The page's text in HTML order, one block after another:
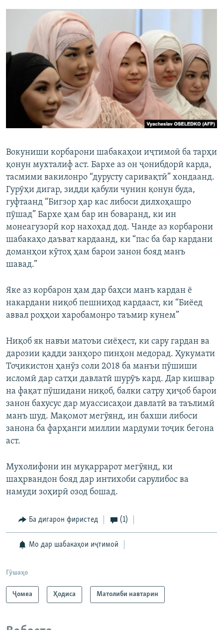
Вокуниши корбарони шабакаҳои иҷтимоӣ ба тарҳи
қонун мухталиф аст. Бархе аз он ҷонибдорӣ карда,
тасмими вакилонро “дурусту саривақтӣ” хондаанд.
Гурӯҳи дигар, зидди қабули чунин қонун буда,
гуфтаанд “Бигзор ҳар кас либоси дилхоҳашро
пӯшад” Бархе ҳам бар ин боваранд, ки ин
монеагузорӣ кор нахоҳад дод. Чанде аз корбарони
шабакаҳо даъват кардаанд, ки “пас ба бар кардани
доманҳои кӯтоҳ ҳам барои занон бояд манъ
шавад.”
Яке аз корбарон ҳам дар баҳси манъ кардан ё
накардани ниқоб пешниҳод кардааст, ки “Биёед
аввал роҳҳои харобамонро таъмир кунем”
Ниқоб як навъи матоъи сиёҳест, ки сару гардан ва
дарозии қадди занҳоро пинҳон медорад. Ҳукумати
Тоҷикистон ҳанӯз соли 2018 ба манъи пӯшиши
исломӣ дар сатҳи давлатӣ шурӯъ кард. Дар кишвар
на фақат пӯшидани ниқоб, балки сатру ҳиҷоб барои
занон бахусус дар муассисаҳои давлатӣ ва таълимӣ
манъ шуд. Мақомот мегӯянд, ин бахши либоси
занона ба фарҳанги миллии мардуми тоҷик бегона
аст.
Мухолифони ин муқаррарот мегӯянд, ки
шаҳрвандон бояд дар интихоби сарулибос ва
намуди зоҳирӣ озод бошад.
Ба дигарон фиристед (1)
Мо дар шабакаҳои иҷтимоӣ
Гӯшаҳо
Ҷомeа Ҳодиса Матолиби навтарин